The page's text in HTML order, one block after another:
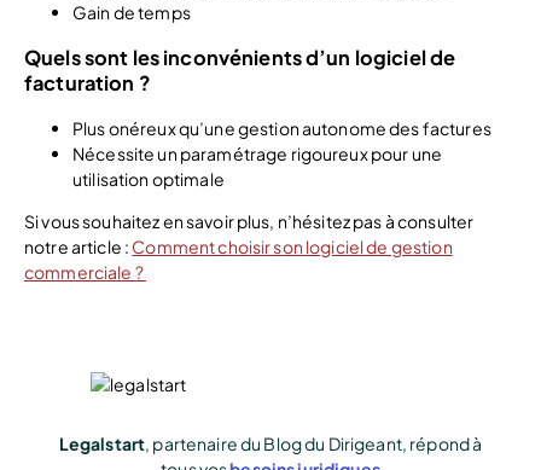
Gain de temps
Quels sont les inconvénients d’un logiciel de
facturation ?
Plus onéreux qu’une gestion autonome des factures
Nécessite un paramétrage rigoureux pour une
utilisation optimale
Si vous souhaitez en savoir plus, n’hésitez pas à consulter
notre article : Comment choisir son logiciel de gestion
commerciale ?
Legalstart, partenaire du Blog du Dirigeant, répond à